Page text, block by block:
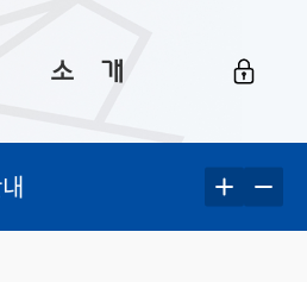
소ㅤ개
공지사항